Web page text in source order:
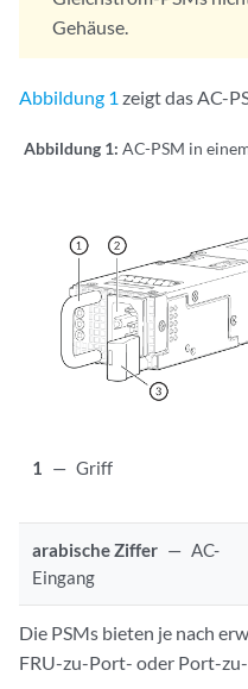
Gehäuse.
Abbildung 1 zeigt das AC-
Abbildung 1: AC-PSM in
1 — Griff
arabische Ziffer — AC-
Eingang
Die PSMs bieten je nach
FRU-zu-Port- oder Port-